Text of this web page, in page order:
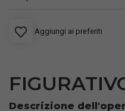
Aggiungi ai preferiti
Descrizione